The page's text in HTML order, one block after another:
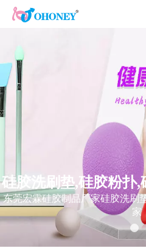
硅胶洗刷垫,硅胶粉扑
东莞宏霖硅胶制品厂家硅胶洗刷
家